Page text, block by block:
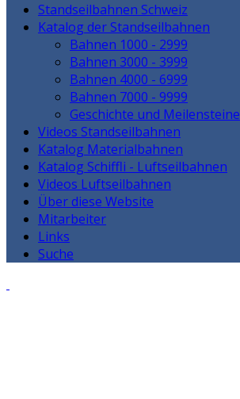
Standseilbahnen Schweiz
Katalog der Standseilbahnen
Bahnen 1000 - 2999
Bahnen 3000 - 3999
Bahnen 4000 - 6999
Bahnen 7000 - 9999
Geschichte und Meilensteine
Videos Standseilbahnen
Katalog Materialbahnen
Katalog Schiffli - Luftseilbahnen
Videos Luftseilbahnen
Über diese Website
Mitarbeiter
Links
Suche